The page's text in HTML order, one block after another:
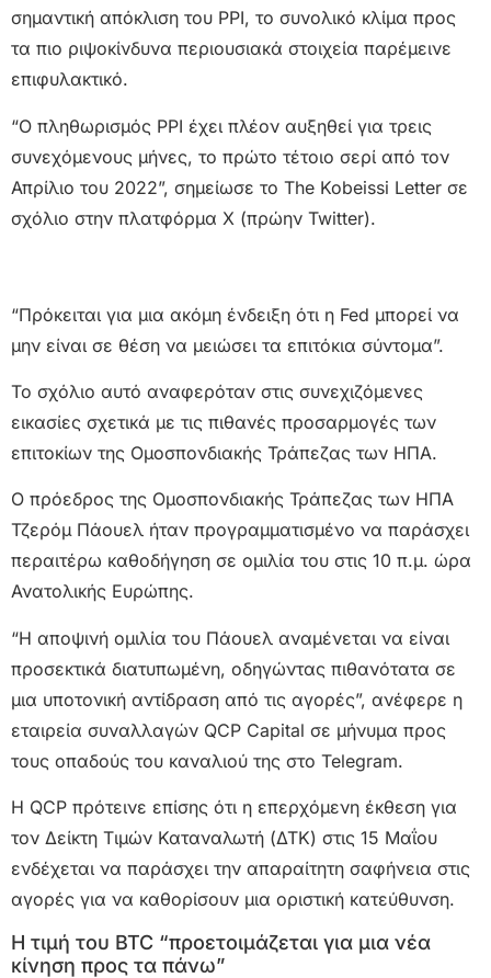
σημαντική απόκλιση του PPI, το συνολικό κλίμα προς
τα πιο ριψοκίνδυνα περιουσιακά στοιχεία παρέμεινε
επιφυλακτικό.
“Ο πληθωρισμός PPI έχει πλέον αυξηθεί για τρεις
συνεχόμενους μήνες, το πρώτο τέτοιο σερί από τον
Απρίλιο του 2022”, σημείωσε το The Kobeissi Letter σε
σχόλιο στην πλατφόρμα X (πρώην Twitter).
“Πρόκειται για μια ακόμη ένδειξη ότι η Fed μπορεί να
μην είναι σε θέση να μειώσει τα επιτόκια σύντομα”.
Το σχόλιο αυτό αναφερόταν στις συνεχιζόμενες
εικασίες σχετικά με τις πιθανές προσαρμογές των
επιτοκίων της Ομοσπονδιακής Τράπεζας των ΗΠΑ.
Ο πρόεδρος της Ομοσπονδιακής Τράπεζας των ΗΠΑ
Τζερόμ Πάουελ ήταν προγραμματισμένο να παράσχει
περαιτέρω καθοδήγηση σε ομιλία του στις 10 π.μ. ώρα
Ανατολικής Ευρώπης.
“Η αποψινή ομιλία του Πάουελ αναμένεται να είναι
προσεκτικά διατυπωμένη, οδηγώντας πιθανότατα σε
μια υποτονική αντίδραση από τις αγορές”, ανέφερε η
εταιρεία συναλλαγών QCP Capital σε μήνυμα προς
τους οπαδούς του καναλιού της στο Telegram.
Η QCP πρότεινε επίσης ότι η επερχόμενη έκθεση για
τον Δείκτη Τιμών Καταναλωτή (ΔΤΚ) στις 15 Μαΐου
ενδέχεται να παράσχει την απαραίτητη σαφήνεια στις
αγορές για να καθορίσουν μια οριστική κατεύθυνση.
Η τιμή του BTC “προετοιμάζεται για μια νέα
κίνηση προς τα πάνω”